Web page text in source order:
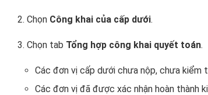
2. Chọn Công khai của cấp dưới.
3. Chọn tab Tổng hợp công khai quyết toán.
Các đơn vị cấp dưới chưa nộp, chưa kiểm
Các đơn vị đã được xác nhận hoàn thành